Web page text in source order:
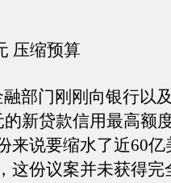
压缩预算
门刚刚向银行以
新贷款信用最高额
来说要缩水了近60
这份议案并未获得